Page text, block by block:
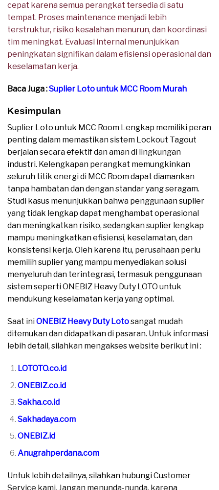
cepat karena semua perangkat tersedia di satu
tempat. Proses maintenance menjadi lebih
terstruktur, risiko kesalahan menurun, dan koordinasi
tim meningkat. Evaluasi internal menunjukkan
peningkatan signifikan dalam efisiensi operasional dan
keselamatan kerja.
Baca Juga :Suplier Loto untuk MCC Room Murah
Kesimpulan
Suplier Loto untuk MCC Room Lengkap memiliki peran
penting dalam memastikan sistem Lockout Tagout
berjalan secara efektif dan aman di lingkungan
industri. Kelengkapan perangkat memungkinkan
seluruh titik energi di MCC Room dapat diamankan
tanpa hambatan dan dengan standar yang seragam.
Studi kasus menunjukkan bahwa penggunaan suplier
yang tidak lengkap dapat menghambat operasional
dan meningkatkan risiko, sedangkan suplier lengkap
mampu meningkatkan efisiensi, keselamatan, dan
konsistensi kerja. Oleh karena itu, perusahaan perlu
memilih suplier yang mampu menyediakan solusi
menyeluruh dan terintegrasi, termasuk penggunaan
sistem seperti ONEBIZ Heavy Duty LOTO untuk
mendukung keselamatan kerja yang optimal.
Saat iniONEBIZ Heavy Duty Lotosangat mudah
ditemukan dan didapatkan di pasaran. Untuk informasi
lebih detail, silahkan mengakses website berikut ini :
LOTOTO.co.id
ONEBIZ.co.id
Sakha.co.id
Sakhadaya.com
ONEBIZ.id
Anugrahperdana.com
Untuk lebih detailnya, silahkan hubungi Customer
Service kami, Jangan menunda-nunda, karena